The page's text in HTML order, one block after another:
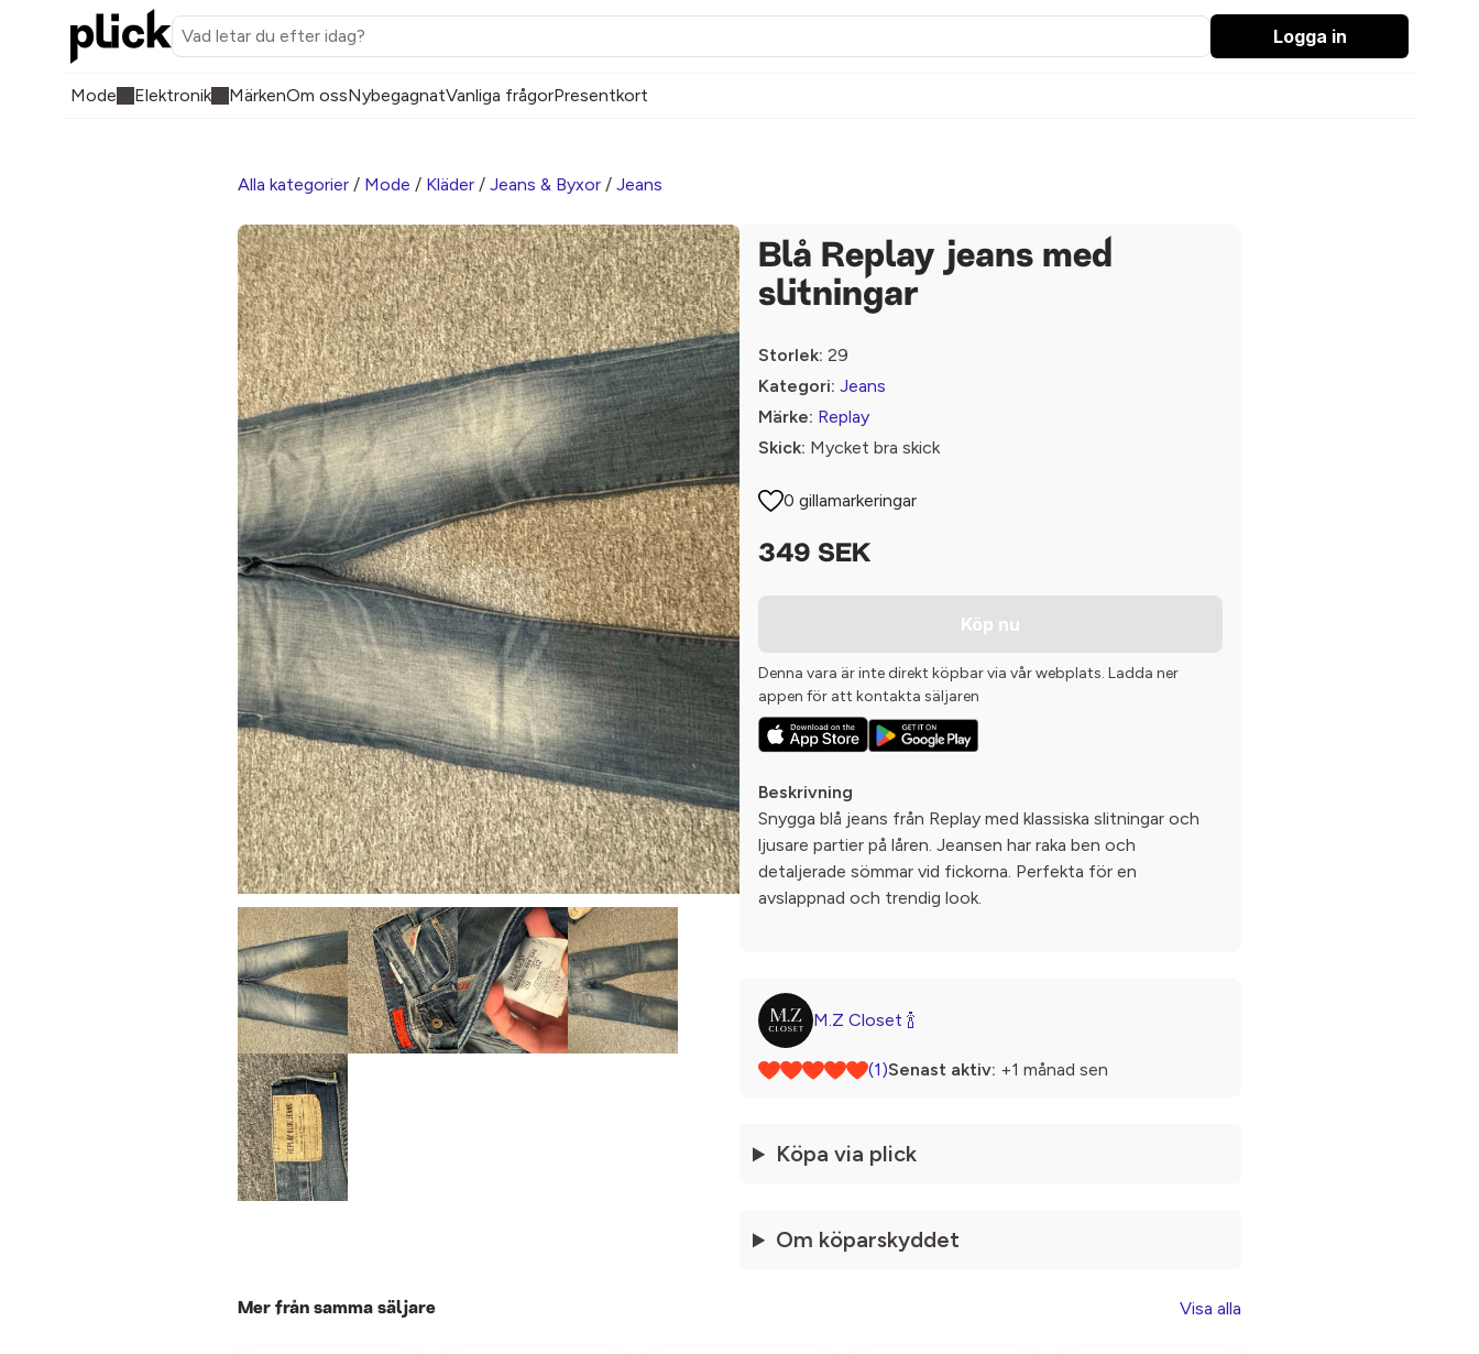
Logga in
Mode Elektronik MärkenOm ossNybegagnatVanliga frågorPresentkort
Alla kategorier / Mode / Kläder / Jeans & Byxor / Jeans
Blå Replay jeans med
slitningar
Storlek: 29
Kategori: Jeans
Märke: Replay
Skick: Mycket bra skick
0 gillamarkeringar
349 SEK
Köp nu
Denna vara är inte direkt köpbar via vår webplats. Ladda ner
appen för att kontakta säljaren
Beskrivning
Snygga blå jeans från Replay med klassiska slitningar och
ljusare partier på låren. Jeansen har raka ben och
detaljerade sömmar vid fickorna. Perfekta för en
avslappnad och trendig look.
M.Z Closet 🍾
(1)Senast aktiv: +1 månad sen
Köpa via plick
Om köparskyddet
Mer från samma säljare Visa alla